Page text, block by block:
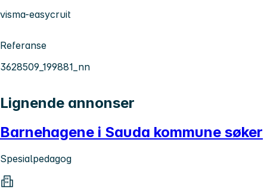
visma-easycruit
Referanse
3628509_199881_nn
Lignende annonser
Barnehagene i Sauda kommune søker
Spesialpedagog